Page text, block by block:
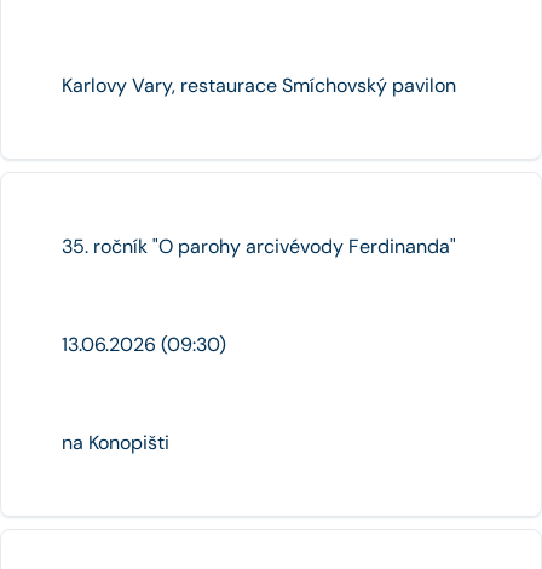
Karlovy Vary, restaurace Smíchovský pavilon
35. ročník "O parohy arcivévody Ferdinanda"
13.06.2026 (09:30)
na Konopišti